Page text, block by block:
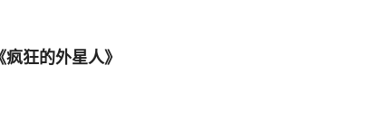
疯狂的外星人》